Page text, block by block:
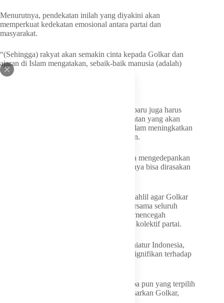
Menurutnya, pendekatan inilah yang diyakini akan
memperkuat kedekatan emosional antara partai dan
masyarakat.
“(Sehingga) rakyat akan semakin cinta kepada Golkar dan
ajaran di Islam mengatakan, sebaik-baik manusia (adalah)
yang bermanfaat bagi sesama,” ucapnya.
Lebih lanjut, Idrus mengatakan, pengurus baru juga harus
konsistensi pada program-program kerakyatan yang akan
menjadi penentu kemenangan, terutama dalam meningkatkan
perolehan kursi legislatif di semua tingkatan.
“Sebaik-baik partai, adalah yang senantiasa mengedepankan
program-program kerakyatan dan manfaatnya bisa dirasakan
Idrus menyampaikan pesan strategis dari Bahlil agar Golkar
tetap diposisikan sebagai tempat tinggal bersama seluruh
kader. Paradigma ini dinilai penting untuk mencegah
fragmentasi internal dan memperkuat kerja kolektif partai.
Apalagi, Jabar menurutnya merupakan miniatur Indonesia,
sehingga di wilayah ini memiliki dampak signifikan terhadap
“Sehingga secara strategi kepentingan, siapa pun yang terpilih
harus mengembangkan paradigma membesarkan Golkar,